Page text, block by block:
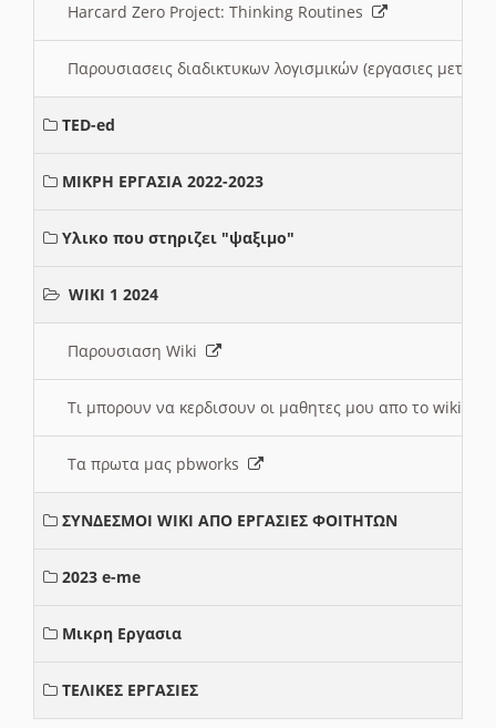
Harcard Zero Project: Thinking Routines
Παρουσιασεις διαδικτυκων λογισμικών (εργασιες
TED-ed
ΜΙΚΡΗ ΕΡΓΑΣΙΑ 2022-2023
Υλικο που στηριζει "ψαξιμο"
WIKI 1 2024
Παρουσιαση Wiki
Τι μπορουν να κερδισουν οι μαθητες μου απο το wiki
Τα πρωτα μας pbworks
ΣΥΝΔΕΣΜΟΙ WIKI ΑΠΟ ΕΡΓΑΣΙΕΣ ΦΟΙΤΗΤΩΝ
2023 e-me
Μικρη Εργασια
ΤΕΛΙΚΕΣ ΕΡΓΑΣΙΕΣ